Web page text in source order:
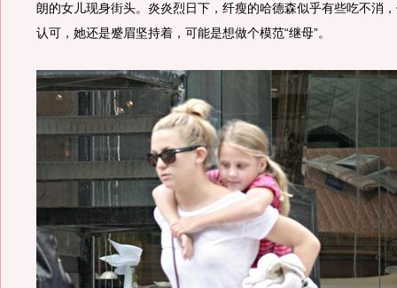
朗的女儿现身街头。炎炎烈日下，纤瘦的哈德森似乎有些吃不消
认可，她还是蹙眉坚持着，可能是想做个模范“继母”。